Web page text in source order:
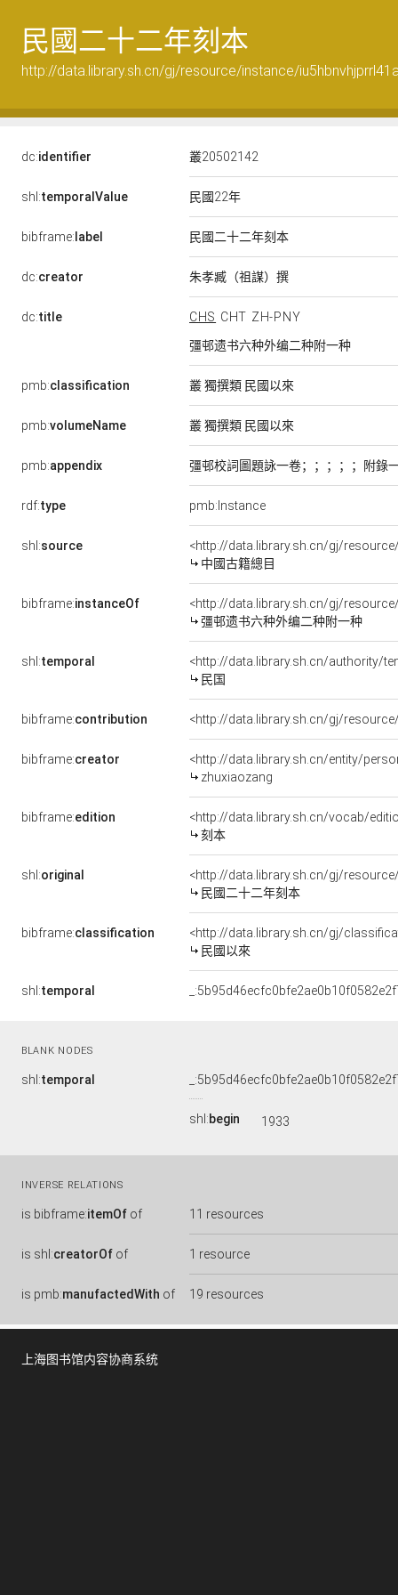
民國二十二年刻本
http://data.library.sh.cn/gj/resource/instance/
dc:identifier 叢20502142
shl:temporalValue 民國22年
bibframe: label 民國二十二年刻本
dc:creator 朱孝臧（祖謀）撰
dc:title CHS CHT ZH-PNY
彊邨遗书六种外编二种附一种
pmb:classification 叢 獨撰類 民國以來
pmb:volumeName 叢 獨撰類 民國以來
pmb:appendix 彊邨校詞圖題詠一卷；；；；；附錄
rdf:type pmb:Instance
shl:source
<http://data.library.sh.cn/gj/
中國古籍總目
bibframe:instanceOf
<http://data.library.sh.cn/gj/
彊邨遗书六种外编二种附一种
shl:temporal
<http://data.library.sh.cn/authority/
民国
bibframe:contribution <http://data.library.sh.cn/gj/
bibframe:creator
<http://data.library.sh.cn/entity/
zhuxiaozang
bibframe:edition
<http://data.library.sh.cn/vocab/
刻本
shl:original
<http://data.library.sh.cn/gj/
民國二十二年刻本
bibframe:classification
<http://data.library.sh.cn/gj/
民國以來
shl:temporal
BLANK NODES
shl:temporal
shl:begin 1933
INVERSE RELATIONS
is bibframe:itemOf of 11 resources
is shl:creatorOf of 1 resource
is pmb:manufactedWith of 19 resources
上海图书馆内容协商系统